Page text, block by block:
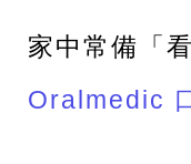
家中常備「
Oralmedic